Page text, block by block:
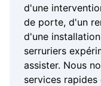
d'une
de porte, d'un
d'une
serruriers
assister. Nous
services